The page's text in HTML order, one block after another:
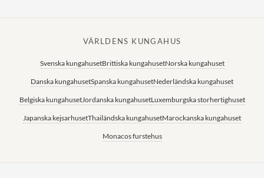
VÄRLDENS KUNGAHUS
Svenska kungahusetBrittiska kungahusetNorska kungahuset
Danska kungahusetSpanska kungahusetNederländska kungahuset
Belgiska kungahusetJordanska kungahusetLuxemburgska storhertighuset
Japanska kejsarhusetThailändska kungahusetMarockanska kungahuset
Monacos furstehus